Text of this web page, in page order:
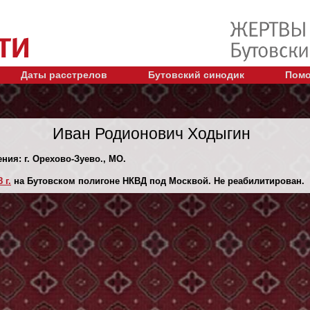
Даты расстрелов Бутовский синодик
Иван Родионович Ходыгин
г. Орехово-Зуево., МО.
г. на Бутовском полигоне НКВД под Москвой. Не реабилитирован.